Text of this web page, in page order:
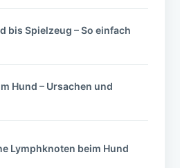
bis Spielzeug – So einfach
Hund – Ursachen und
Lymphknoten beim Hund